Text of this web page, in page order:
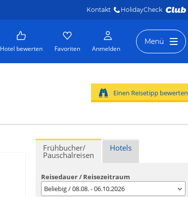
Kontakt HolidayCheck
Hotel bewerten Favoriten Anmelden
Menü
Einen Reisetipp bewerten
Frühbucher/
Pauschalreisen
Hotels
Reisedauer / Reisezeitraum
Beliebig / 08.08. - 06.10.2026